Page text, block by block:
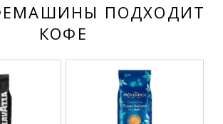
ПОДХОДИТ
КОФЕ